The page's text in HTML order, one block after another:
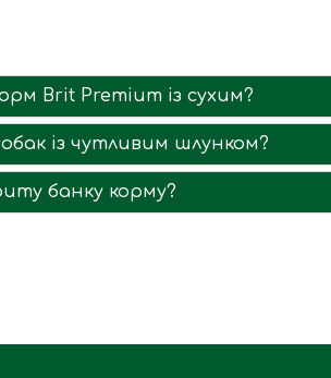
Brit Premium із сухим?
із чутливим шлунком?
банку корму?